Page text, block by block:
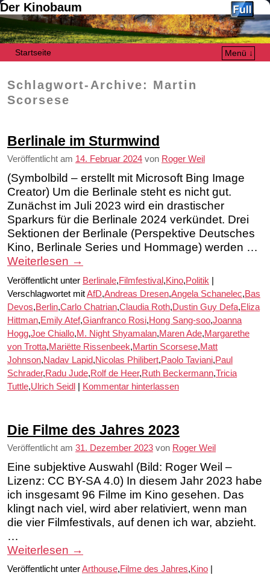
Der Kinobaum
Startseite
Menü ↓
Schlagwort-Archive: Martin
Scorsese
Berlinale im Sturmwind
Veröffentlicht am 14. Februar 2024 von Roger Weil
(Symbolbild – erstellt mit Microsoft Bing Image
Creator) Um die Berlinale steht es nicht gut.
Zunächst im Juli 2023 wird ein drastischer
Sparkurs für die Berlinale 2024 verkündet. Drei
Sektionen der Berlinale (Perspektive Deutsches
Kino, Berlinale Series und Hommage) werden …
Weiterlesen →
Veröffentlicht unter Berlinale,Filmfestival ,Kino,Politik
Verschlagwortet mitAfD,Andreas Dresen,Angela Schanelec,Bas
Devos,Berlin,Carlo Chatrian,Claudia Roth,Dustin Guy Defa,Eliza
Hittman,Emily Atef,Gianfranco Rosi,Hong Sang-soo,Joanna
Hogg,Joe Chiallo,M. Night Shyamalan,Maren Ade,Margarethe
von Trotta,Mariëtte Rissenbeek,Martin Scorsese,Matt
Johnson,Nadav Lapid,Nicolas Philibert,Paolo Taviani,Paul
Schrader,Radu Jude,Rolf de Heer,Ruth Beckermann,Tricia
Tuttle,Ulrich Seidl Kommentar hinterlassen
Die Filme des Jahres 2023
Veröffentlicht am 31. Dezember 2023 von Roger Weil
Eine subjektive Auswahl (Bild: Roger Weil –
Lizenz: CC BY-SA 4.0) In diesem Jahr 2023 habe
ich insgesamt 96 Filme im Kino gesehen. Das
klingt nach viel, wird aber relativiert, wenn man
die vier Filmfestivals, auf denen ich war, abzieht.
…
Weiterlesen →
Veröffentlicht unterArthouse,Filme des Jahres,Kino